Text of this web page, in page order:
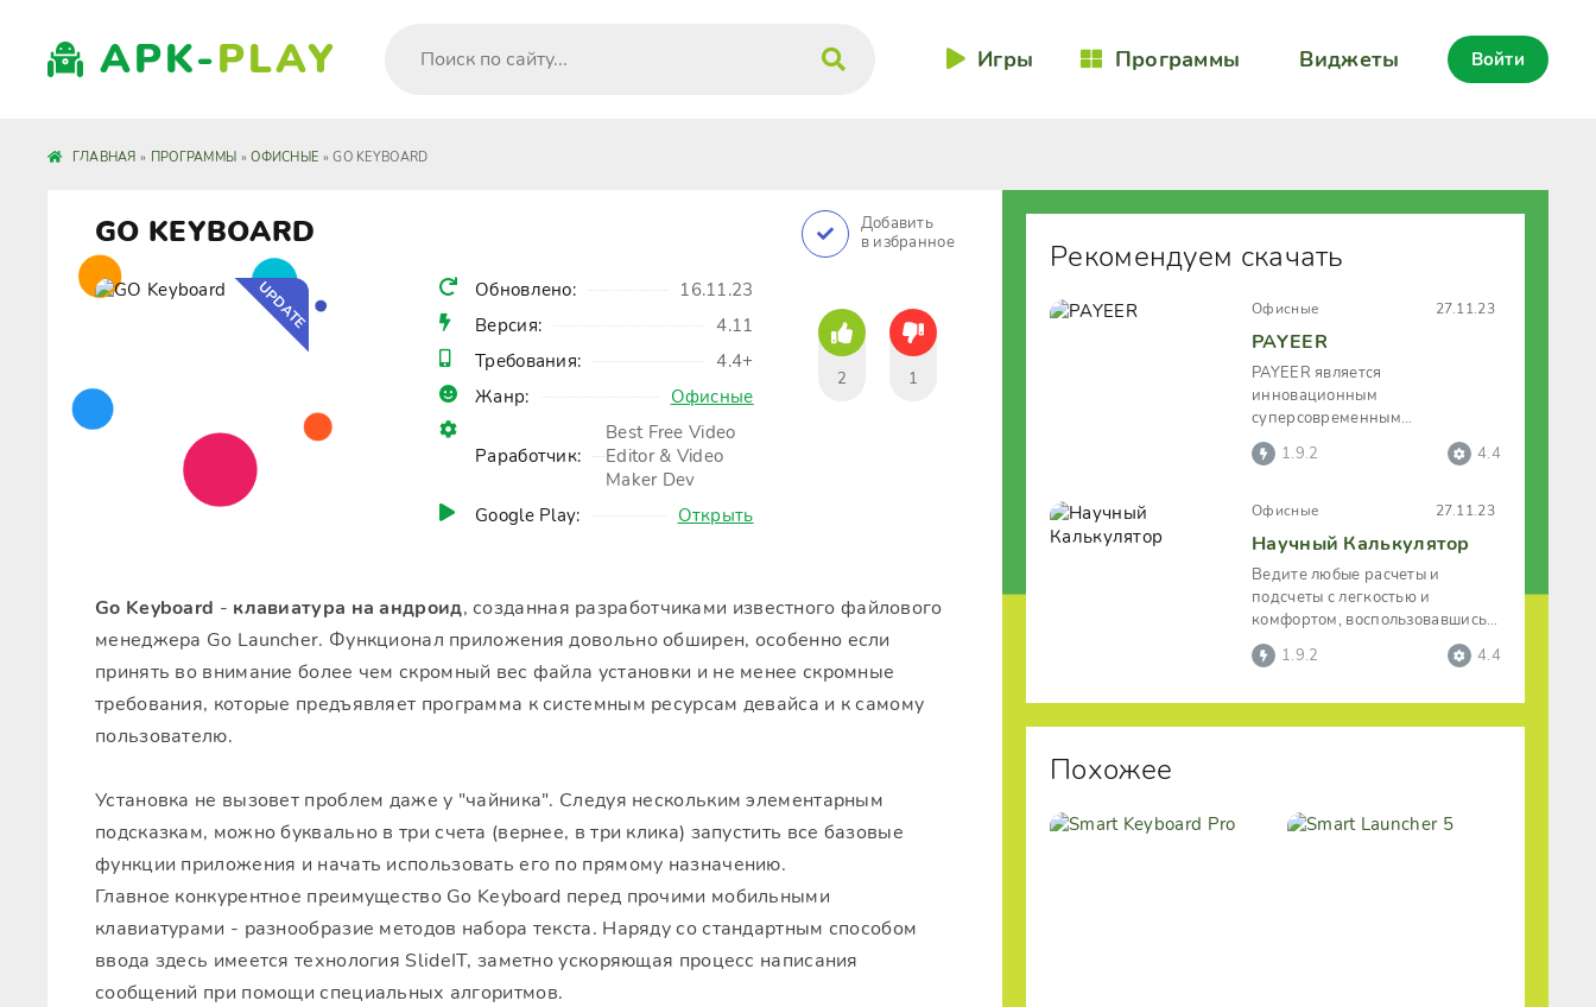
APK-PLAY Игры Программы Виджеты Войти
ГЛАВНАЯ » ПРОГРАММЫ »ОФИСНЫЕ » GO KEYBOARD
GO KEYBOARD
Обновлено:
16.11.23
Версия:
4.11
Требования:
4.4+
Жанр:
Офисные
Раработчик:
Best Free Video
Editor & Video
Maker Dev
Google Play:
Открыть
UPDATE
Добавить
в избранное
2 1
Go Keyboard - клавиатура на андроид, созданная разработчиками известного файлового
менеджера Go Launcher. Функционал приложения довольно обширен, особенно если
принять во внимание более чем скромный вес файла установки и не менее скромные
требования, которые предъявляет программа к системным ресурсам девайса и к самому
пользователю.
Установка не вызовет проблем даже у "чайника". Следуя нескольким элементарным
подсказкам, можно буквально в три счета (вернее, в три клика) запустить все базовые
функции приложения и начать использовать его по прямому назначению.
Главное конкурентное преимущество Go Keyboard перед прочими мобильными
клавиатурами - разнообразие методов набора текста. Наряду со стандартным способом
ввода здесь имеется технология SlideIT, заметно ускоряющая процесс написания
сообщений при помощи специальных алгоритмов.
Рекомендуем скачать
Офисные 27.11.23
PAYEER
PAYEER является
инновационным
суперсовременным
приложением, объединяющим
многочисленные
1.9.2 4.4
Офисные 27.11.23
Научный Калькулятор
Ведите любые расчеты и
подсчеты с легкостью и
комфортом, воспользовавшись
суперсовременным цифровым
калькулятором
1.9.2 4.4
Похожее